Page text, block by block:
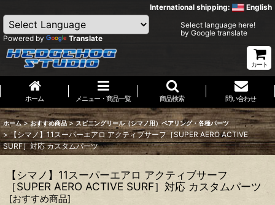
International shipping: English
Powered by Translate
Select language here!
by Google translate
カート
ホーム メニュー・商品一覧 商品検索 問い合わせ
ホーム > おすすめ商品 > スピニングリール（シマノ用）ベアリング・各種パーツ
> 【シマノ】11スーパーエアロ アクティブサーフ［SUPER AERO ACTIVE
SURF］対応 カスタムパーツ
【シマノ】11スーパーエアロ アクティブサーフ
［SUPER AERO ACTIVE SURF］対応 カスタムパーツ
[おすすめ商品]